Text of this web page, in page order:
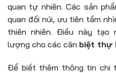
quan tự nhiên. Các sản
quan đồi núi, ưu tiên tầm
thiên nhiên. Điều này tạo
lượng cho các căn biệt thự
Để biết thêm thông tin chi